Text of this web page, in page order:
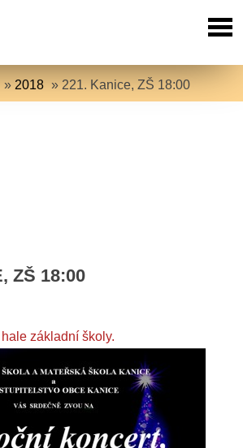
» 2018 » 221. Kanice, ZŠ 18:00
ZŠ 18:00
základní školy.